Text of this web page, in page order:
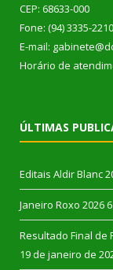
CEP: 68633-000
Fone: (94) 3335-2210
E-mail:
Horário de
ÚLTIMAS
Editais Aldir Blanc
Janeiro Roxo 2026
Resultado Final de
19 de janeiro de